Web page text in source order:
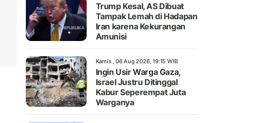
Trump Kesal, AS Dibuat
Tampak Lemah di Hadapan
Iran karena Kekurangan
Amunisi
Kamis , 06 Aug 2026, 19:15 WIB
Ingin Usir Warga Gaza,
Israel Justru Ditinggal
Kabur Seperempat Juta
Warganya